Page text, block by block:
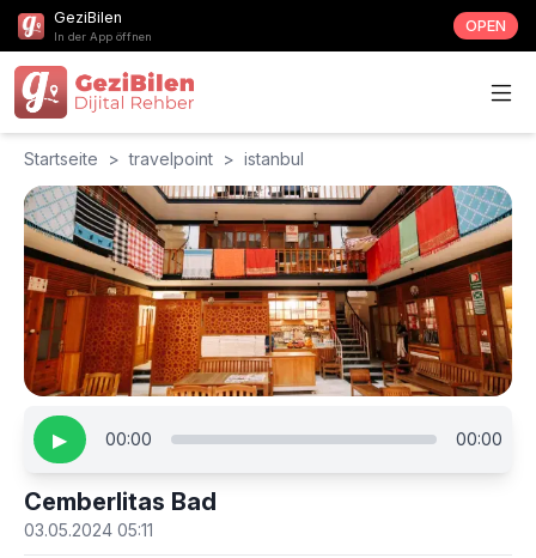
GeziBilen
In der App öffnen
OPEN
Startseite > travelpoint > istanbul
▶ 00:00 00:00
Cemberlitas Bad
03.05.2024 05:11